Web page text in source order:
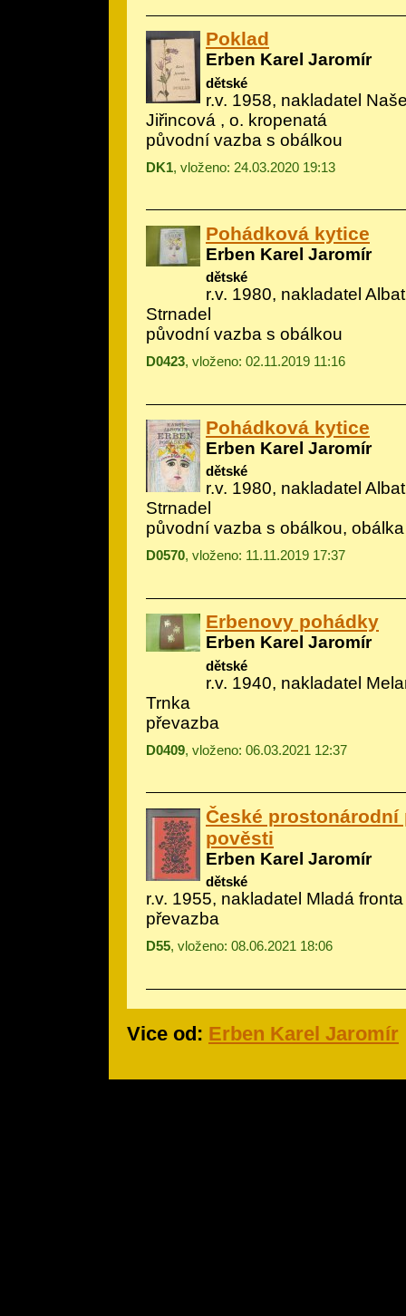
Poklad
Erben Karel Jaromír
dětské
r.v. 1958, nakladatel
Jiřincová , o. kropenatá
původní vazba s obálkou
DK1, vloženo: 24.03.2020 19:13
Pohádková kytice
Erben Karel Jaromír
dětské
r.v. 1980, nakladatel
Strnadel
původní vazba s obálkou
D0423, vloženo: 02.11.2019 11:16
Pohádková kytice
Erben Karel Jaromír
dětské
r.v. 1980, nakladatel
Strnadel
původní vazba s obálkou,
D0570, vloženo: 11.11.2019 17:37
Erbenovy pohádky
Erben Karel Jaromír
dětské
r.v. 1940, nakladatel
Trnka
převazba
D0409, vloženo: 06.03.2021 12:37
České prostonárodní
pověsti
Erben Karel Jaromír
dětské
r.v. 1955, nakladatel Mladá fronta
převazba
D55, vloženo: 08.06.2021 18:06
Vice od: Erben Karel Jaromír